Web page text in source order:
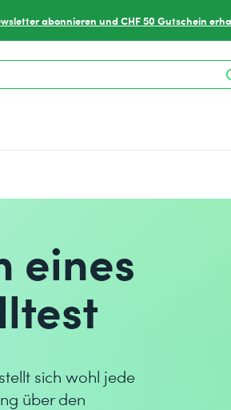
abonnieren und CHF 50 Gutschein
eines
sich wohl jede
über den